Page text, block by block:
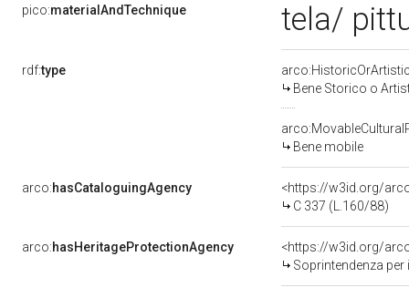
pico:materialAndTechnique tela/
rdf:type
Bene Storico o
Bene mobile
arco:hasCataloguingAgency
<https://w3id.org/
C 337 (L.160/88)
arco:hasHeritageProtectionAgency
<https://w3id.org/
Soprintendenza